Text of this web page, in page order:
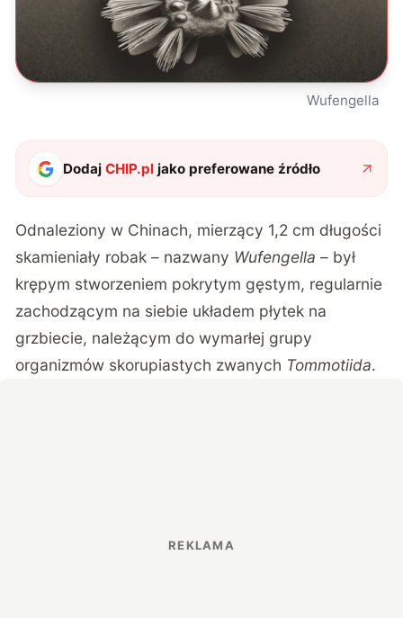
Wufengella
DodajCHIP.pl jako preferowane źródło
Odnaleziony w Chinach, mierzący 1,2 cm długości
skamieniały robak – nazwany Wufengella – był
krępym stworzeniem pokrytym gęstym, regularnie
zachodzącym na siebie układem płytek na
grzbiecie, należącym do wymarłej grupy
organizmów skorupiastych zwanych Tommotiida.